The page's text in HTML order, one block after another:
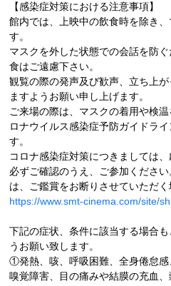
【感染症対策における注意事項】
館内では、上映中の飲食時を除き
す。
マスクを外した状態での会話を防
食はご遠慮下さい。
観覧の際の発声及び歓声、立ち上
ますようお願い申し上げます。
ご来場の際は、マスクの着用や検
ロナウイルス感染症予防ガイドラ
す。
コロナ感染症対策につきましては
必ずご確認のうえ、ご参加くださ
は、ご鑑賞をお断りさせていただく
https://www.smt-cinema.com/site/
下記の症状、条件に該当する場合
うお願い致します。
①発熱、咳、呼吸困難、全身倦怠感
嗅覚障害、目の痛みや結膜の充血